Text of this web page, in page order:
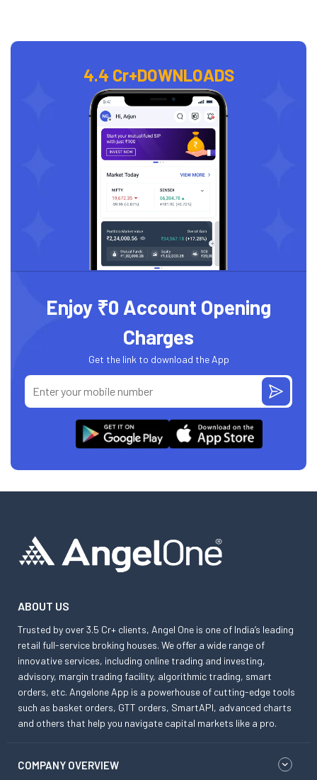
4.4 Cr+DOWNLOADS
Enjoy ₹0 Account Opening
Charges
Get the link to download the App
ABOUT US
Trusted by over 3.5 Cr+ clients, Angel One is one of India’s leading
retail full-service broking houses. We offer a wide range of
innovative services, including online trading and investing,
advisory, margin trading facility, algorithmic trading, smart
orders, etc. Angelone App is a powerhouse of cutting-edge tools
such as basket orders, GTT orders, SmartAPI, advanced charts
and others that help you navigate capital markets like a pro.
COMPANY OVERVIEW